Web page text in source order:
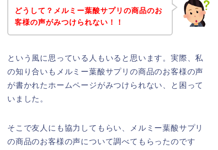
どうして？メルミー葉酸サプリの商品のお
客様の声がみつけられない！！
という風に思っている人もいると思います。実際、私
の知り合いもメルミー葉酸サプリの商品のお客様の声
が書かれたホームページがみつけられない、と困って
いました。
そこで友人にも協力してもらい、メルミー葉酸サプリ
の商品のお客様の声について調べてもらったのです